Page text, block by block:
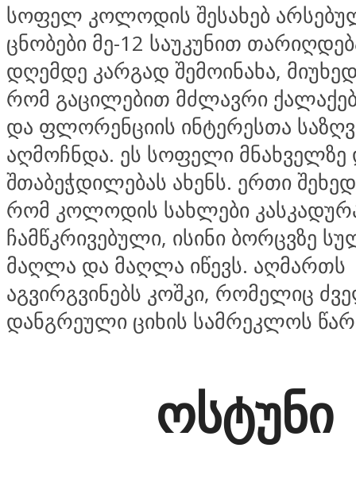
სოფელ კოლოდის შესახებ
ცნობები მე-12 საუკუნით
დღემდე კარგად შემოინახა,
რომ გაცილებით მძლავრი
და ფლორენციის ინტერესთა
აღმოჩნდა. ეს სოფელი მნახველზე
შთაბეჭდილებას ახენს. ერთი
რომ კოლოდის სახლები
ჩამწკრივებული, ისინი ბორცვზე
მაღლა და მაღლა იწევს. აღმართს
აგვირგვინებს კოშკი, რომელიც
დანგრეული ციხის სამრეკლოს
ოსტუნი